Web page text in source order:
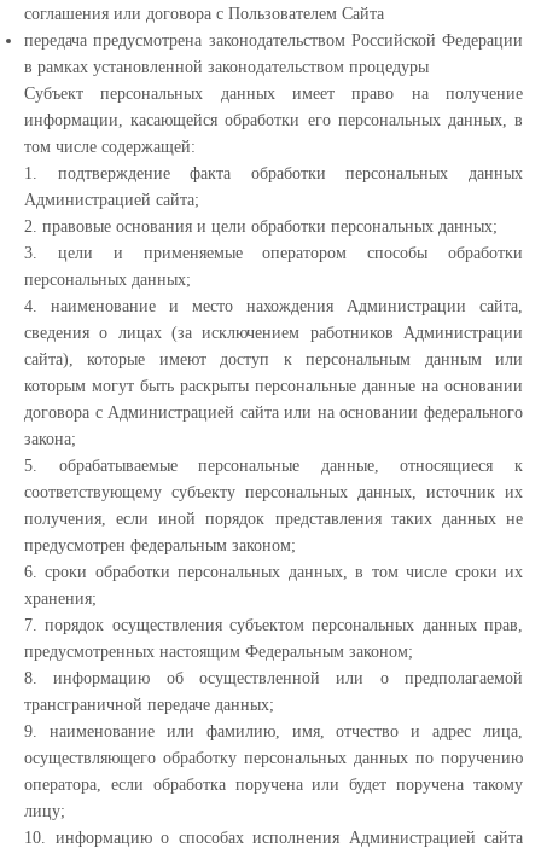
соглашения или договора с Пользователем Сайта
передача предусмотрена законодательством Российской Федерации
в рамках установленной законодательством процедуры
Субъект персональных данных имеет право на получение
информации, касающейся обработки его персональных данных, в
том числе содержащей:
1. подтверждение факта обработки персональных данных
Администрацией сайта;
2. правовые основания и цели обработки персональных данных;
3. цели и применяемые оператором способы обработки
персональных данных;
4. наименование и место нахождения Администрации сайта,
сведения о лицах (за исключением работников Администрации
сайта), которые имеют доступ к персональным данным или
которым могут быть раскрыты персональные данные на основании
договора с Администрацией сайта или на основании федерального
закона;
5. обрабатываемые персональные данные, относящиеся к
соответствующему субъекту персональных данных, источник их
получения, если иной порядок представления таких данных не
предусмотрен федеральным законом;
6. сроки обработки персональных данных, в том числе сроки их
хранения;
7. порядок осуществления субъектом персональных данных прав,
предусмотренных настоящим Федеральным законом;
8. информацию об осуществленной или о предполагаемой
трансграничной передаче данных;
9. наименование или фамилию, имя, отчество и адрес лица,
осуществляющего обработку персональных данных по поручению
оператора, если обработка поручена или будет поручена такому
лицу;
10. информацию о способах исполнения Администрацией сайта